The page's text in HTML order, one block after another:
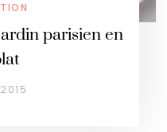
parisien en